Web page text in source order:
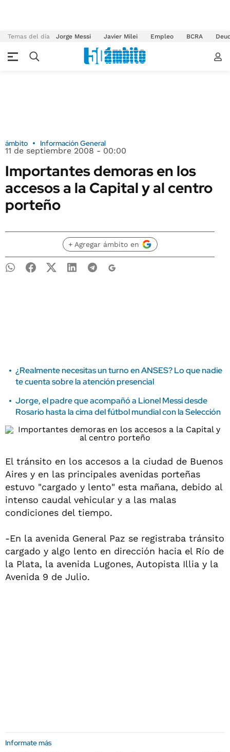
Temas del día Jorge Messi Javier Milei Empleo BCRA
ámbito Información General
11 de septiembre 2008 - 00:00
Importantes demoras en los
accesos a la Capital y al centro
porteño
+ Agregar ámbito en
¿Realmente necesitas un turno en ANSES? Lo que nadie
te cuenta sobre la atención presencial
Jorge, el padre que acompañó a Lionel Messi desde
Rosario hasta la cima del fútbol mundial con la Selección
El tránsito en los accesos a la ciudad de Buenos
Aires y en las principales avenidas porteñas
estuvo "cargado y lento" esta mañana, debido al
intenso caudal vehicular y a las malas
condiciones del tiempo.
-En la avenida General Paz se registraba tránsito
cargado y algo lento en dirección hacia el Río de
la Plata, la avenida Lugones, Autopista Illia y la
Avenida 9 de Julio.
Informate más